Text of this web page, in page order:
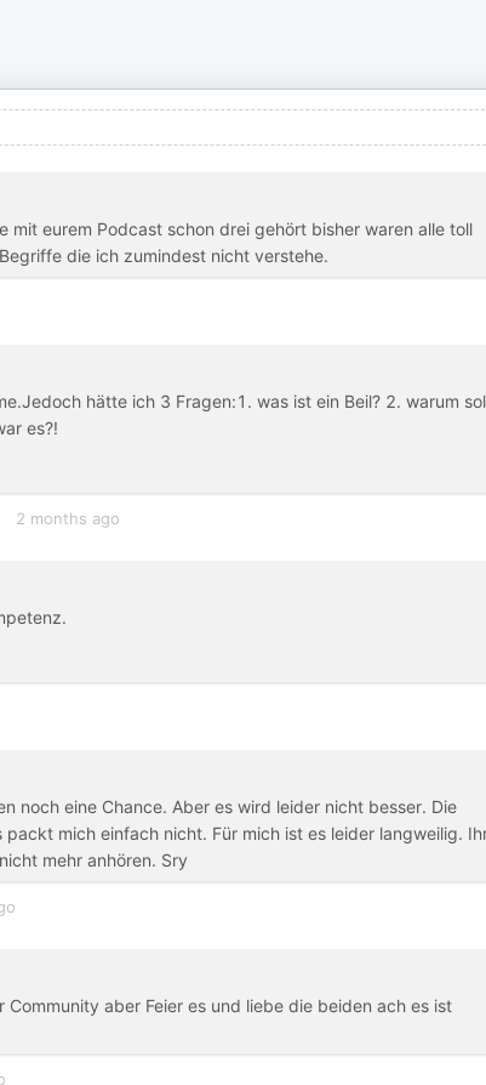
eurem Podcast schon drei gehört bisher waren alle toll
die ich zumindest nicht verstehe.
hätte ich 3 Fragen:1. was ist ein Beil? 2. warum
es?!
2 months ago
noch eine Chance. Aber es wird leider nicht besser. Die
mich einfach nicht. Für mich ist es leider langweilig.
mehr anhören. Sry
aber Feier es und liebe die beiden ach es ist